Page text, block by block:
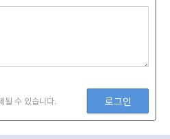
될 수 있습니다. 로그인